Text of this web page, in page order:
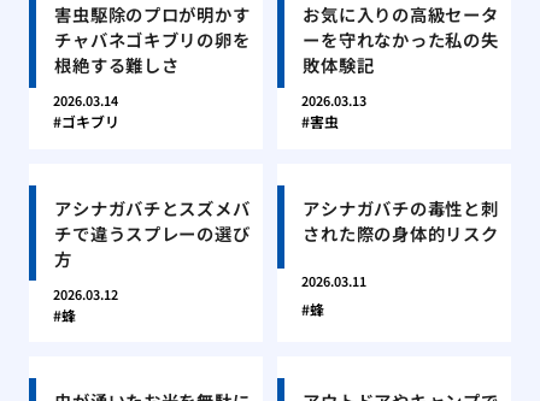
害虫駆除のプロが明かす
チャバネゴキブリの卵を
根絶する難しさ
2026.03.14
ゴキブリ
お気に入りの高級セータ
ーを守れなかった私の失
敗体験記
2026.03.13
害虫
アシナガバチとスズメバ
チで違うスプレーの選び
方
2026.03.12
蜂
アシナガバチの毒性と刺
された際の身体的リスク
2026.03.11
蜂